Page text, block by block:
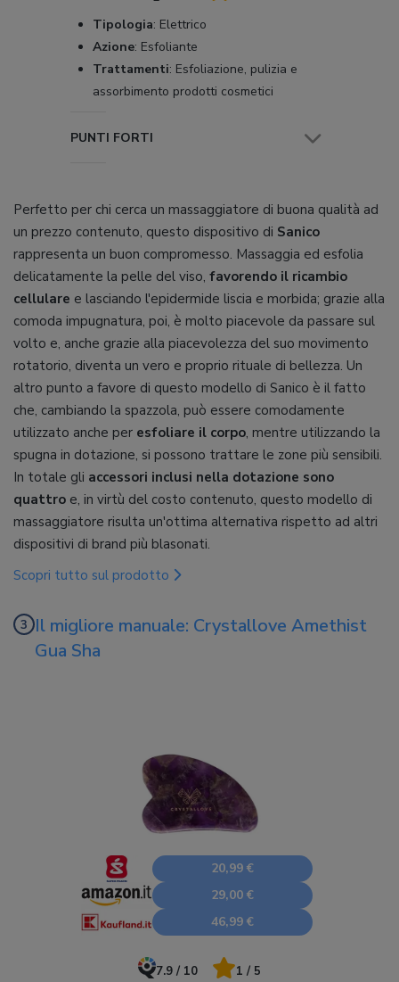
Tipologia: Elettrico
Azione: Esfoliante
Trattamenti: Esfoliazione, pulizia e
assorbimento prodotti cosmetici
PUNTI FORTI
Perfetto per chi cerca un massaggiatore di buona qualità ad
un prezzo contenuto, questo dispositivo di Sanico
rappresenta un buon compromesso. Massaggia ed esfolia
delicatamente la pelle del viso, favorendo il ricambio
cellulare e lasciando l'epidermide liscia e morbida; grazie alla
comoda impugnatura, poi, è molto piacevole da passare sul
volto e, anche grazie alla piacevolezza del suo movimento
rotatorio, diventa un vero e proprio rituale di bellezza. Un
altro punto a favore di questo modello di Sanico è il fatto
che, cambiando la spazzola, può essere comodamente
utilizzato anche per esfoliare il corpo, mentre utilizzando la
spugna in dotazione, si possono trattare le zone più sensibili.
In totale gli accessori inclusi nella dotazione sono
quattro e, in virtù del costo contenuto, questo modello di
massaggiatore risulta un'ottima alternativa rispetto ad altri
dispositivi di brand più blasonati.
Scopri tutto sul prodotto
Il migliore manuale: Crystallove Amethist
Gua Sha
20,99 €
29,00 €
46,99 €
7.9 / 10 1 / 5